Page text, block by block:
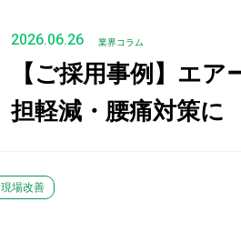
2026.06.26 業界コラム
【ご採用事例】エ
担軽減・腰痛対策に
現場改善